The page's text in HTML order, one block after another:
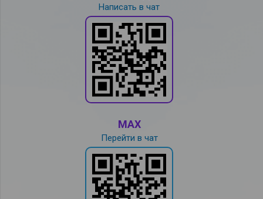
Написать в чат
MAX
Перейти в чат